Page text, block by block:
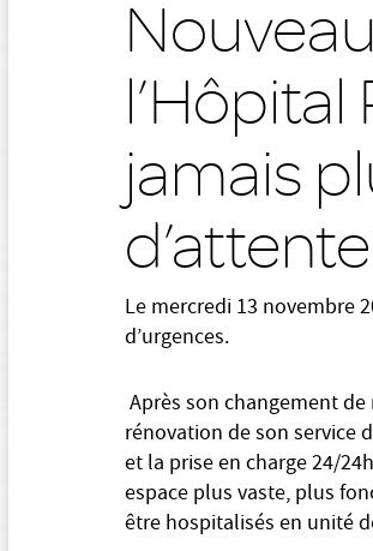
l’Hôpital
jamais
d’attente
Le mercredi 13 novembre
d’urgences.
Après son changement
rénovation de son service
et la prise en charge 24/
espace plus vaste, plus
être hospitalisés en unité